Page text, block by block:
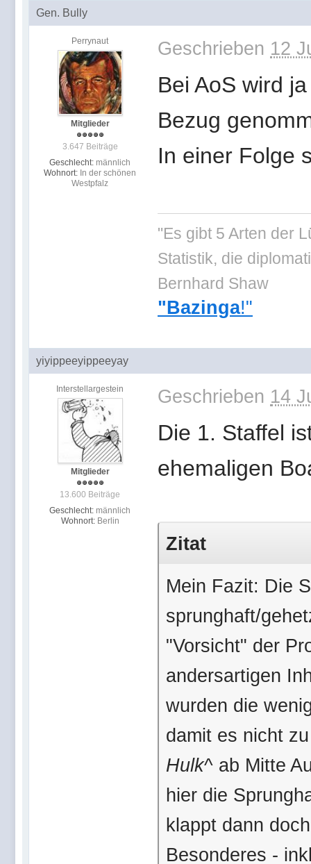
Gen. Bully
Perrynaut
Mitglieder
3.647 Beiträge
Geschlecht: männlich
Wohnort: In der schönen
Westpfalz
Geschrieben 12
Bei AoS wird
Bezug
In einer Folge
"Es gibt 5 Arten der
Statistik, die
Bernhard Shaw
"Bazinga!"
yiyippeeyippeeyay
Interstellargestein
Mitglieder
13.600 Beiträge
Geschlecht: männlich
Wohnort: Berlin
Geschrieben 14
Die 1. Staffel
ehemaligen
Zitat
Mein Fazit: Die
sprunghaft/
"Vorsicht" der
andersartigen
wurden die
damit es nicht
Hulk^ ab Mitte
hier die
klappt dann
Besonderes -